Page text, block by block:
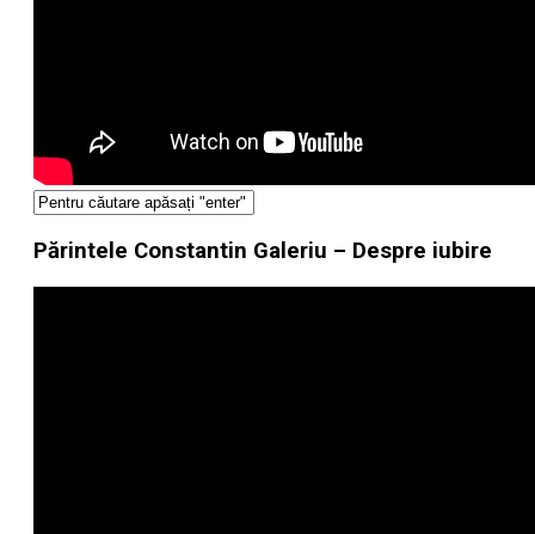
Părintele Constantin Galeriu – Despre iubire